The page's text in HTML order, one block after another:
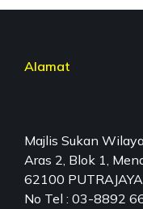
Alamat
Majlis Sukan
Aras 2, Blok 1,
62100 PUTRAJAYA
No Tel : 03-8892